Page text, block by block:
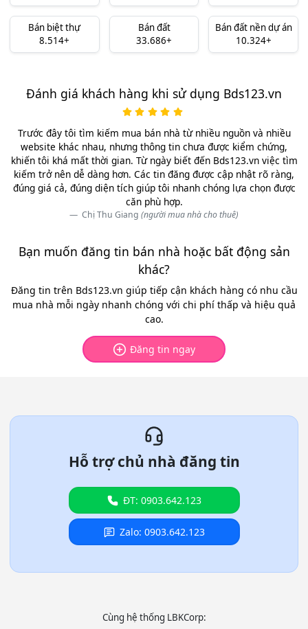
Bán biệt thự
8.514+
Bán đất
33.686+
Bán đất nền dự án
10.324+
Đánh giá khách hàng khi sử dụng Bds123.vn
Trước đây tôi tìm kiếm mua bán nhà từ nhiều nguồn và nhiều
website khác nhau, nhưng thông tin chưa được kiểm chứng,
khiến tôi khá mất thời gian. Từ ngày biết đến Bds123.vn việc tìm
kiếm trở nên dễ dàng hơn. Các tin đăng được cập nhật rõ ràng,
đúng giá cả, đúng diện tích giúp tôi nhanh chóng lựa chọn được
căn phù hợp.
Chị Thu Giang (người mua nhà cho thuê)
Bạn muốn đăng tin bán nhà hoặc bất động sản
khác?
Đăng tin trên Bds123.vn giúp tiếp cận khách hàng có nhu cầu
mua nhà mỗi ngày nhanh chóng với chi phí thấp và hiệu quả
cao.
Đăng tin ngay
Hỗ trợ chủ nhà đăng tin
ĐT: 0903.642.123
Zalo: 0903.642.123
Cùng hệ thống LBKCorp: